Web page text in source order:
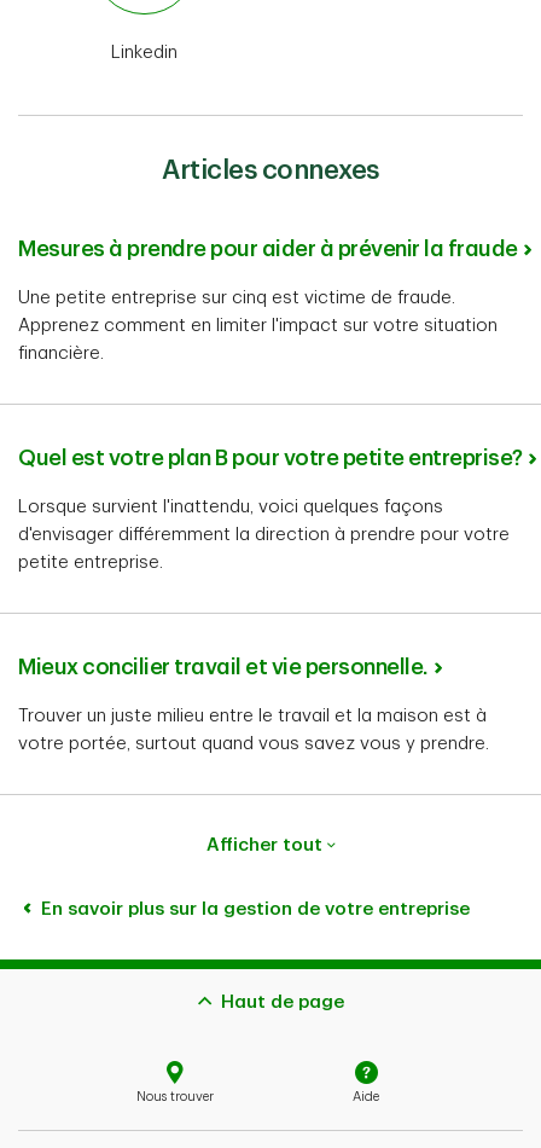
Linkedin
Articles connexes
Mesures à prendre pour aider à prévenir la fraude
Une petite entreprise sur cinq est victime de fraude.
Apprenez comment en limiter l'impact sur votre situation
financière.
Quel est votre plan B pour votre petite entreprise?
Lorsque survient l'inattendu, voici quelques façons
d'envisager différemment la direction à prendre pour votre
petite entreprise.
Mieux concilier travail et vie personnelle.
Trouver un juste milieu entre le travail et la maison est à
votre portée, surtout quand vous savez vous y prendre.
Afficher tout
En savoir plus sur la gestion de votre entreprise
Haut de page
Nous trouver Aide